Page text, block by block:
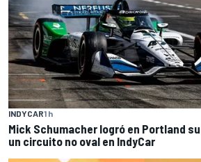
INDYCAR1 h
Mick Schumacher logró en Portland
un circuito no oval en IndyCar